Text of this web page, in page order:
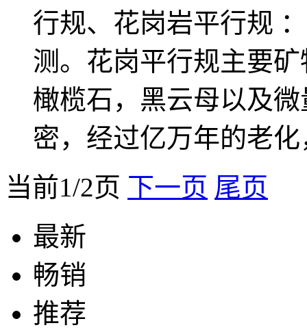
行规、花岗岩平行规
测。花岗平行规主要
橄榄石，黑云母以及
密，经过亿万年的老化
当前1/2页 下一页 尾页
最新
畅销
推荐